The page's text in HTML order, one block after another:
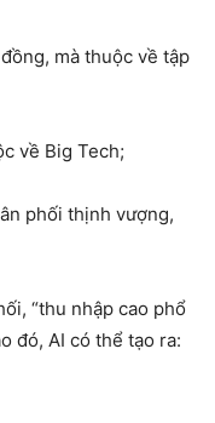
mà thuộc về tập
về Big Tech;
phối thịnh vượng,
“thu nhập cao phổ
đó, AI có thể tạo ra: